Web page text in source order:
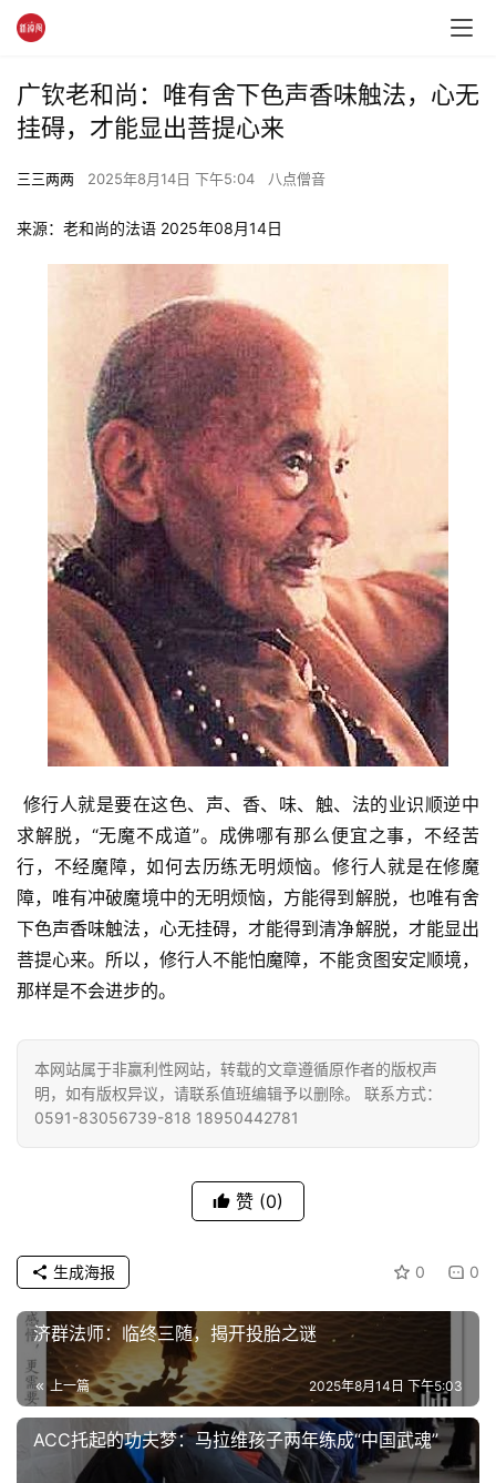
讯
高
僧
访
谈
心
乐
广钦老和尚：唯有舍下色声香味触法，心无
挂碍，才能显出菩提心来
三三两两 2025年8月14日 下午5:04 八点僧音
来源：老和尚的法语 2025年08月14日
修行人就是要在这色、声、香、味、触、法的业识顺逆中
求解脱，“无魔不成道”。成佛哪有那么便宜之事，不经苦
行，不经魔障，如何去历练无明烦恼。修行人就是在修魔
障，唯有冲破魔境中的无明烦恼，方能得到解脱，也唯有舍
下色声香味触法，心无挂碍，才能得到清净解脱，才能显出
菩提心来。所以，修行人不能怕魔障，不能贪图安定顺境，
那样是不会进步的。
本网站属于非赢利性网站，转载的文章遵循原作者的版权声
明，如有版权异议，请联系值班编辑予以删除。 联系方式：
0591-83056739-818 18950442781
赞 (0)
0 0
生成海报
济群法师：临终三随，揭开投胎之谜
上一篇 2025年8月14日 下午5:03
ACC托起的功夫梦：马拉维孩子两年练成“中国武魂”